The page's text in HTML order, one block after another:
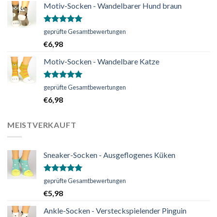
Motiv-Socken - Wandelbarer Hund braun
Bewertet
von 5
geprüfte Gesamtbewertungen
€6,98
Motiv-Socken - Wandelbare Katze
Bewertet
von 5
geprüfte Gesamtbewertungen
€6,98
MEISTVERKAUFT
Sneaker-Socken - Ausgeflogenes Küken
Bewertet
von 5
geprüfte Gesamtbewertungen
€5,98
Ankle-Socken - Versteckspielender Pinguin